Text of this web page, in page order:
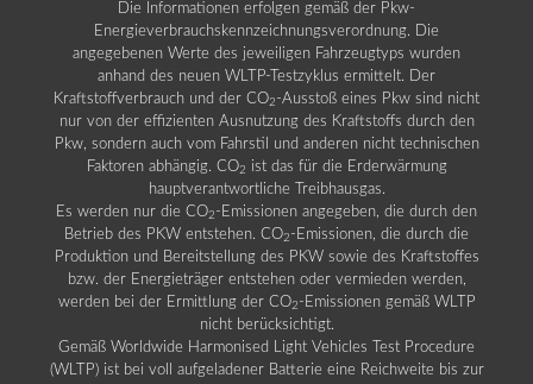
Die Informationen erfolgen gemäß der Pkw-
Energieverbrauchskennzeichnungsverordnung. Die
angegebenen Werte des jeweiligen Fahrzeugtyps wurden
anhand des neuen WLTP-Testzyklus ermittelt. Der
Kraftstoffverbrauch und der CO2 -Ausstoß eines Pkw sind nicht
nur von der effizienten Ausnutzung des Kraftstoffs durch den
Pkw, sondern auch vom Fahrstil und anderen nicht technischen
Faktoren abhängig. CO2 ist das für die Erderwärmung
hauptverantwortliche Treibhausgas.
Es werden nur die CO2 -Emissionen angegeben, die durch den
Betrieb des PKW entstehen. CO2 -Emissionen, die durch die
Produktion und Bereitstellung des PKW sowie des Kraftstoffes
bzw. der Energieträger entstehen oder vermieden werden,
werden bei der Ermittlung der CO2 -Emissionen gemäß WLTP
nicht berücksichtigt.
Gemäß Worldwide Harmonised Light Vehicles Test Procedure
(WLTP) ist bei voll aufgeladener Batterie eine Reichweite bis zur